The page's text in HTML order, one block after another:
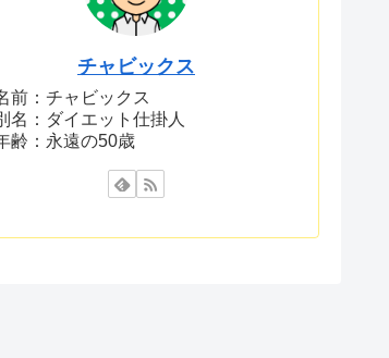
チャビックス
前：チャビックス
名：ダイエット仕掛人
齢：永遠の50歳